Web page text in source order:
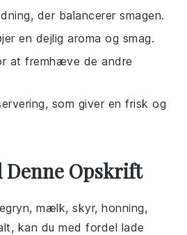
der balancerer smagen.
en dejlig aroma og smag.
at fremhæve de andre
som giver en frisk og
Opskrift
,mælk,skyr,honning,
, kan du med fordel lade